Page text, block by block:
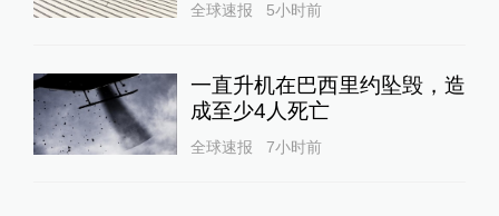
全球速报 5小时前
一直升机在巴西里约坠毁，造
成至少4人死亡
全球速报 7小时前